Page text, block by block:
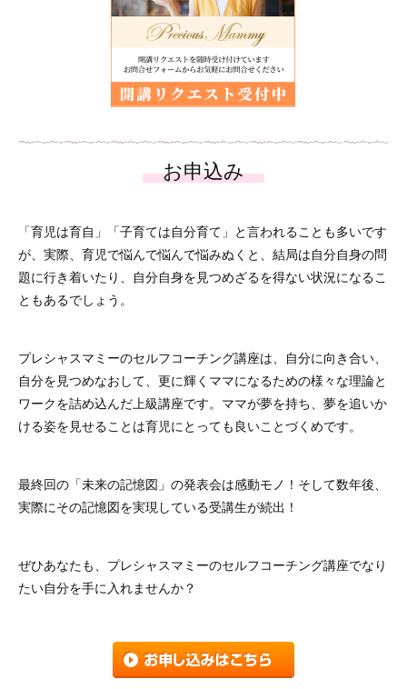
「育児は育自」「子育ては自分育て」と言われることも多いです
が、実際、育児で悩んで悩んで悩みぬくと、結局は自分自身の問
題に行き着いたり、自分自身を見つめざるを得ない状況になるこ
ともあるでしょう。
プレシャスマミーのセルフコーチング講座は、自分に向き合い、
自分を見つめなおして、更に輝くママになるための様々な理論と
ワークを詰め込んだ上級講座です。ママが夢を持ち、夢を追いか
ける姿を見せることは育児にとっても良いことづくめです。
最終回の「未来の記憶図」の発表会は感動モノ！そして数年後、
実際にその記憶図を実現している受講生が続出！
ぜひあなたも、プレシャスマミーのセルフコーチング講座でなり
たい自分を手に入れませんか？